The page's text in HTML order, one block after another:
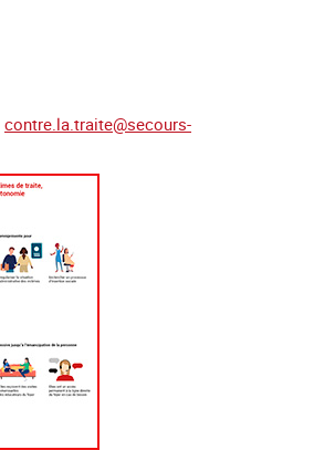
contre.la.traite@secours-